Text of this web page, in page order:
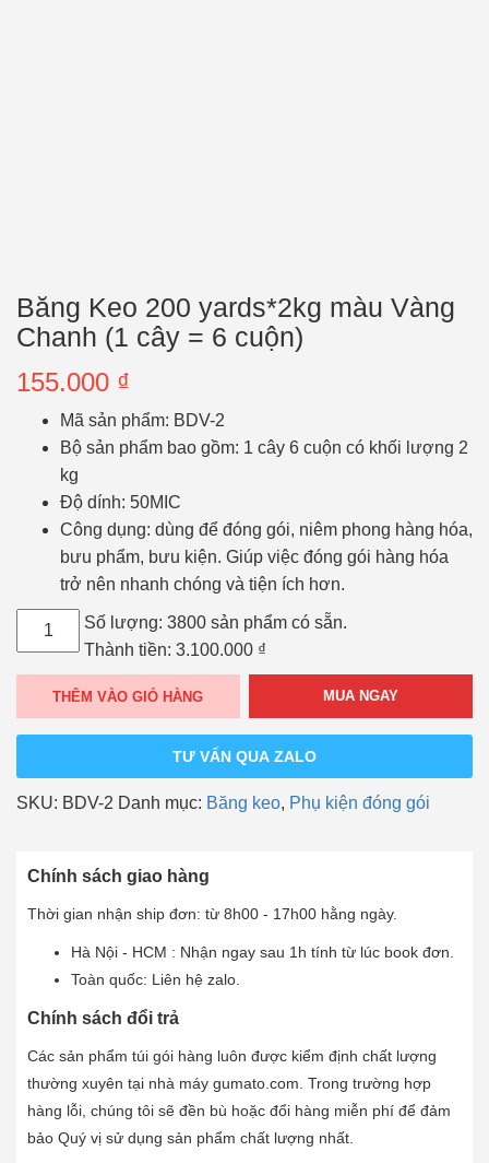
Băng Keo 200 yards*2kg màu Vàng
Chanh (1 cây = 6 cuộn)
155.000 ₫
Mã sản phẩm: BDV-2
Bộ sản phẩm bao gồm: 1 cây 6 cuộn có khối lượng 2
kg
Độ dính: 50MIC
Công dụng: dùng để đóng gói, niêm phong hàng hóa,
bưu phẩm, bưu kiện. Giúp việc đóng gói hàng hóa
trở nên nhanh chóng và tiện ích hơn.
Số lượng:
Băng
Keo
200
yards*2kg
màu
(1
cuộn)
lượng
3800 sản phẩm có sẵn.
Thành tiền:3.100.000 ₫
THÊM VÀO GIỎ HÀNG MUA NGAY
TƯ VẤN QUA ZALO
SKU: BDV-2 Danh mục: Băng keo, Phụ kiện đóng gói
Chính sách giao hàng
Thời gian nhận ship đơn: từ 8h00 - 17h00 hằng ngày.
Hà Nội - HCM : Nhận ngay sau 1h tính từ lúc book đơn.
Toàn quốc: Liên hệ zalo.
Chính sách đổi trả
Các sản phẩm túi gói hàng luôn được kiểm định chất lượng
thường xuyên tại nhà máy gumato.com. Trong trường hợp
hàng lỗi, chúng tôi sẽ đền bù hoặc đổi hàng miễn phí để đảm
bảo Quý vị sử dụng sản phẩm chất lượng nhất.